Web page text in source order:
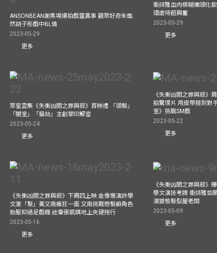
ANSONBEAN謝票場爆拍戲靈異事 觀眾好奇朱鑑
然胡子彤戲中BL情
2023-05-29
更多
衛詩雅血肉模糊爛頭化
環虐待超興奮
2023-05-29
更多
眾星雲集《失衡凶間之罪與殺》首映禮 「頭髮」
「闇室」「貓劫」主創掌印解密
2023-05-24
更多
《失衡凶間之罪與殺》
拍驚慄片 用皮帶箍到對
室》挑戰SM戲
2023-05-22
更多
《失衡凶間之罪與殺》下周四上映 金像導演許學
文激「髮」黃又南瘋狂一面 又南挑戰戀髮癖角色
勁壓抑過足戲癮 迷暈張凱娸地上夾硬拖行
2023-05-16
更多
《失衡凶間之罪與殺》
學文演技考牌 衛詩雅如
演變態髮型屋老闆
2023-05-09
更多